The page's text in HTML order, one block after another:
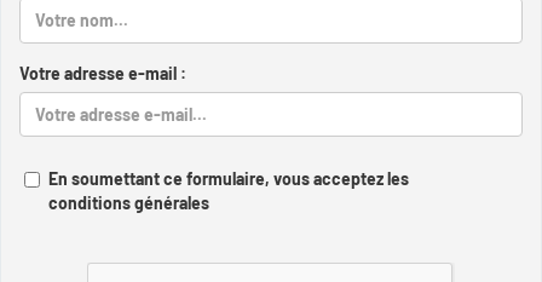
Votre adresse e-mail :
En soumettant ce formulaire, vous acceptez les
conditions générales